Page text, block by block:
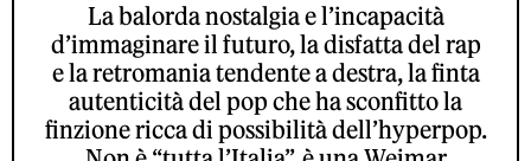
La balorda nostalgia e l’incapacità
d’immaginare il futuro, la disfatta del rap
e la retromania tendente a destra, la finta
autenticità del pop che ha sconfitto la
finzione ricca di possibilità dell’hyperpop.